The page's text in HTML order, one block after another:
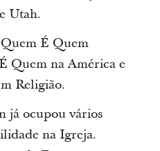
Utah.
É Quem
Quem na América e
Religião.
já ocupou vários
na Igreja.